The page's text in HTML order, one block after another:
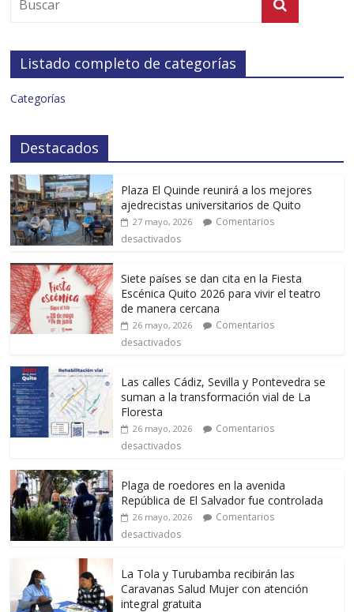
Listado completo de categorías
Categorías
Destacados
Plaza El Quinde reunirá a los mejores
ajedrecistas universitarios de Quito
27 mayo, 2026
Comentarios
desactivados
Siete países se dan cita en la Fiesta
Escénica Quito 2026 para vivir el teatro
de manera cercana
26 mayo, 2026
Comentarios
desactivados
Las calles Cádiz, Sevilla y Pontevedra se
suman a la transformación vial de La
Floresta
26 mayo, 2026
Comentarios
desactivados
Plaga de roedores en la avenida
República de El Salvador fue controlada
26 mayo, 2026
Comentarios
desactivados
La Tola y Turubamba recibirán las
Caravanas Salud Mujer con atención
integral gratuita